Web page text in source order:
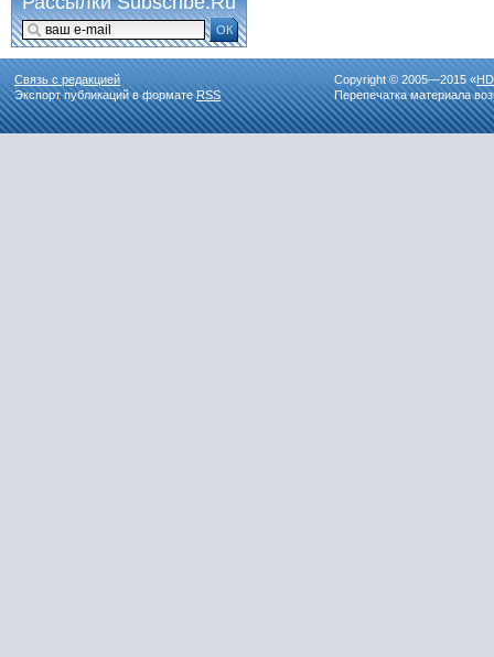
ОК
Связь с редакцией
Экспорт публикаций в форматеRSS
Copyright © 2005—2015 «
Перепечатка материала